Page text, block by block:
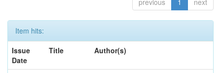
previous 1 next
Item hits:
Issue
Date
Title Author(s)